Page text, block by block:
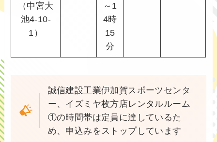
（中宮大
池4-10-
1）
～1
4時
15
分
誠信建設工業伊加賀スポーツセンタ
ー、イズミヤ枚方店レンタルルーム
①の時間帯は定員に達しているた
め、申込みをストップしています